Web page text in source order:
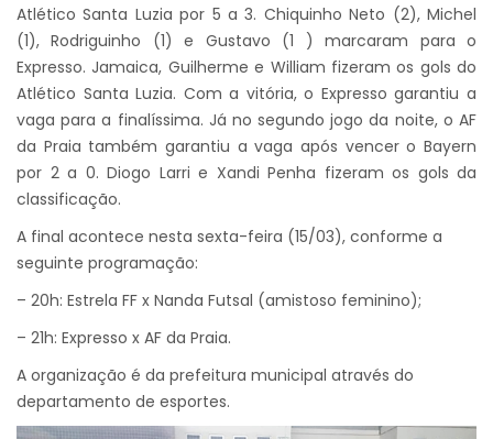
Atlético Santa Luzia por 5 a 3. Chiquinho Neto (2), Michel
(1), Rodriguinho (1) e Gustavo (1 ) marcaram para o
Expresso. Jamaica, Guilherme e William fizeram os gols do
Atlético Santa Luzia. Com a vitória, o Expresso garantiu a
vaga para a finalíssima. Já no segundo jogo da noite, o AF
da Praia também garantiu a vaga após vencer o Bayern
por 2 a 0. Diogo Larri e Xandi Penha fizeram os gols da
classificação.
A final acontece nesta sexta-feira (15/03), conforme a
seguinte programação:
– 20h: Estrela FF x Nanda Futsal (amistoso feminino);
– 21h: Expresso x AF da Praia.
A organização é da prefeitura municipal através do
departamento de esportes.